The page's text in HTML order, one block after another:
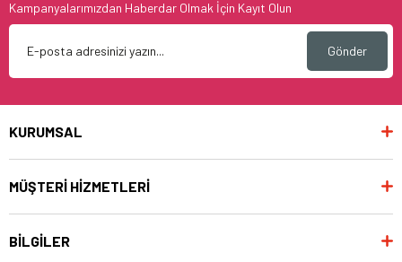
Kampanyalarımızdan Haberdar Olmak İçin Kayıt Olun
Gönder
KURUMSAL
MÜŞTERİ HİZMETLERİ
BİLGİLER